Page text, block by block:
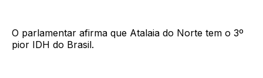
O parlamentar afirma que Atalaia do Norte tem o 3º
pior IDH do Brasil.